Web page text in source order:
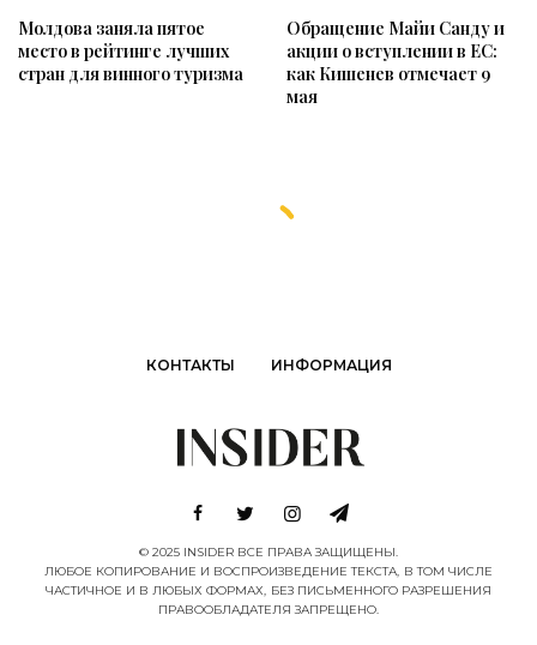
Молдова заняла пятое
место в рейтинге лучших
стран для винного туризма
Обращение Майи Санду и
акции о вступлении в ЕС:
как Кишенев отмечает 9
мая
КОНТАКТЫ ИНФОРМАЦИЯ
© 2025 INSIDER ВСЕ ПРАВА ЗАЩИЩЕНЫ.
ЛЮБОЕ КОПИРОВАНИЕ И ВОСПРОИЗВЕДЕНИЕ ТЕКСТА, В ТОМ ЧИСЛЕ
ЧАСТИЧНОЕ И В ЛЮБЫХ ФОРМАХ, БЕЗ ПИСЬМЕННОГО РАЗРЕШЕНИЯ
ПРАВООБЛАДАТЕЛЯ ЗАПРЕЩЕНО.